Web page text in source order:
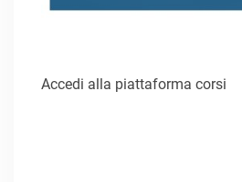
Accedi alla piattaforma corsi